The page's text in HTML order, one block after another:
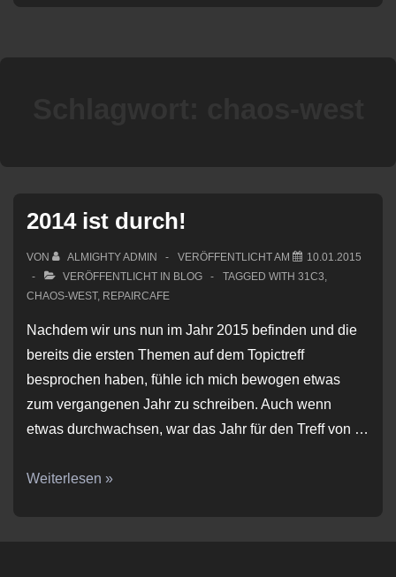
2014 ist durch!
VON ALMIGHTY ADMIN VERÖFFENTLICHT AM
10.01.2015
VERÖFFENTLICHT IN BLOG TAGGED WITH 31C3,
CHAOS-WEST, REPAIRCAFE
Nachdem wir uns nun im Jahr 2015 befinden und die
bereits die ersten Themen auf dem Topictreff
besprochen haben, fühle ich mich bewogen etwas
zum vergangenen Jahr zu schreiben. Auch wenn
etwas durchwachsen, war das Jahr für den Treff von …
2014
Weiterlesen »